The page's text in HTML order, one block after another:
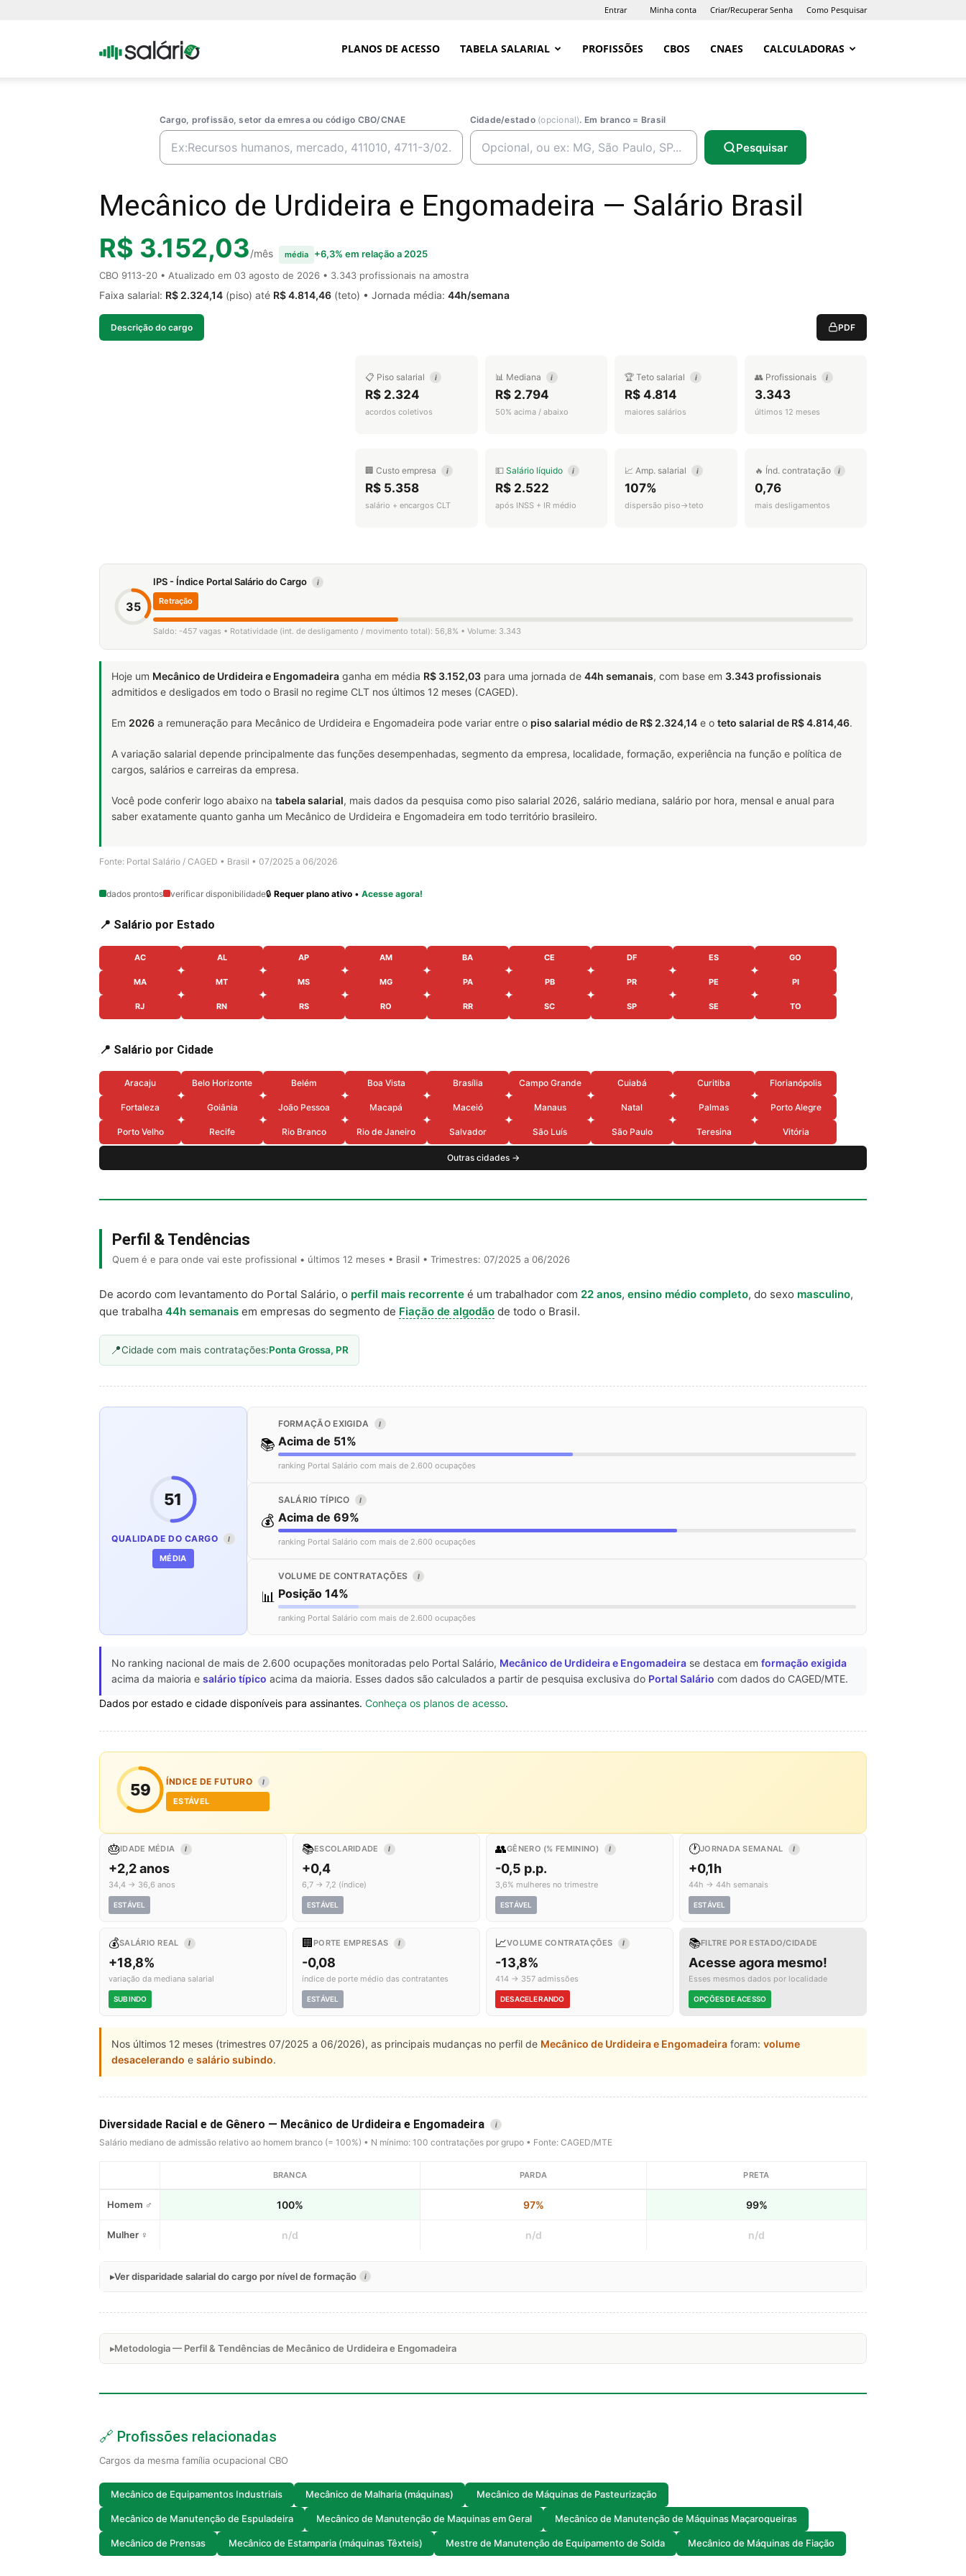
Entrar Minha conta Criar/Recuperar Senha Como Pesquisar
Portal PLANOS DE ACESSO TABELA SALARIAL PROFISSÕES CBOS CNAES CALCULADORAS
Cargo, profissão, setor da emresa ou código CBO/CNAE Cidade/estado (opcional). Em branco = Brasil
Pesquisar
Mecânico de Urdideira e Engomadeira — Salário Brasil
R$ 3.152,03/mês média
+6,3% em relação a 2025
CBO 9113-20 • Atualizado em 03 agosto de 2026 • 3.343 profissionais na amostra
Faixa salarial: R$ 2.324,14 (piso) até R$ 4.814,46 (teto) • Jornada média: 44h/semana
Descrição do cargo PDF
📋 Piso salarial i
R$ 2.324
acordos coletivos
📊 Mediana i
R$ 2.794
50% acima / abaixo
🏆 Teto salarial i
R$ 4.814
maiores salários
👥 Profissionais i
3.343
últimos 12 meses
🏢 Custo empresa i
R$ 5.358
salário + encargos CLT
💵 Salário líquido i
R$ 2.522
após INSS + IR médio
📈 Amp. salarial i
107%
dispersão piso→teto
🔥 Índ. contratação i
0,76
mais desligamentos
35
IPS - Índice Portal Salário do Cargo i
Retração
Saldo: -457 vagas • Rotatividade (int. de desligamento / movimento total): 56,8% • Volume: 3.343
Hoje um Mecânico de Urdideira e Engomadeira ganha em média R$ 3.152,03 para uma jornada de 44h semanais, com base em 3.343 profissionais
admitidos e desligados em todo o Brasil no regime CLT nos últimos 12 meses (CAGED).
Em 2026 a remuneração para Mecânico de Urdideira e Engomadeira pode variar entre o piso salarial médio de R$ 2.324,14 e o teto salarial de R$ 4.814,46.
A variação salarial depende principalmente das funções desempenhadas, segmento da empresa, localidade, formação, experiência na função e política de
cargos, salários e carreiras da empresa.
Você pode conferir logo abaixo na tabela salarial, mais dados da pesquisa como piso salarial 2026, salário mediana, salário por hora, mensal e anual para
saber exatamente quanto ganha um Mecânico de Urdideira e Engomadeira em todo território brasileiro.
Fonte: Portal Salário / CAGED • Brasil • 07/2025 a 06/2026
dados prontos verificar disponibilidade🔒 Requer plano ativo • Acesse agora!
📍 Salário por Estado
AC AL AP AM BA CE DF ES GO
MA MT MS MG PA PB PR PE PI
RJ RN RS RO RR SC SP SE TO
📍 Salário por Cidade
Aracaju Belo Horizonte Belém Boa Vista Brasília Campo Grande Cuiabá Curitiba Florianópolis
Fortaleza Goiânia João Pessoa Macapá Maceió Manaus Natal Palmas Porto Alegre
Porto Velho Recife Rio Branco Rio de Janeiro Salvador São Luís São Paulo Teresina Vitória
Outras cidades →
Perfil & Tendências
Quem é e para onde vai este profissional • últimos 12 meses • Brasil • Trimestres: 07/2025 a 06/2026
De acordo com levantamento do Portal Salário, o perfil mais recorrente é um trabalhador com 22 anos, ensino médio completo, do sexo masculino,
que trabalha 44h semanais em empresas do segmento de Fiação de algodão de todo o Brasil.
Cidade com mais contratações:Ponta Grossa, PR
51
QUALIDADE DO CARGO I
MÉDIA
📚
FORMAÇÃO EXIGIDA I
Acima de 51%
ranking Portal Salário com mais de 2.600 ocupações
💰
SALÁRIO TÍPICO I
Acima de 69%
ranking Portal Salário com mais de 2.600 ocupações
📊
VOLUME DE CONTRATAÇÕES I
Posição 14%
ranking Portal Salário com mais de 2.600 ocupações
No ranking nacional de mais de 2.600 ocupações monitoradas pelo Portal Salário, Mecânico de Urdideira e Engomadeira se destaca em formação exigida
acima da maioria e salário típico acima da maioria. Esses dados são calculados a partir de pesquisa exclusiva do Portal Salário com dados do CAGED/MTE.
Dados por estado e cidade disponíveis para assinantes. Conheça os planos de acesso.
59 ÍNDICE DE FUTURO I
ESTÁVEL
🎂IDADE MÉDIA I
+2,2 anos
34,4 → 36,6 anos
ESTÁVEL
📚ESCOLARIDADE I
+0,4
6,7 → 7,2 (índice)
ESTÁVEL
👥GÊNERO (% FEMININO) I
-0,5 p.p.
3,6% mulheres no trimestre
ESTÁVEL
🕐JORNADA SEMANAL I
+0,1h
44h → 44h semanais
ESTÁVEL
💰SALÁRIO REAL I
+18,8%
variação da mediana salarial
SUBINDO
🏢 PORTE EMPRESAS I
-0,08
índice de porte médio das contratantes
ESTÁVEL
📈VOLUME CONTRATAÇÕES I
-13,8%
414 → 357 admissões
DESACELERANDO
📚FILTRE POR ESTADO/CIDADE
Acesse agora mesmo!
Esses mesmos dados por localidade
OPÇÕES DE ACESSO
Nos últimos 12 meses (trimestres 07/2025 a 06/2026), as principais mudanças no perfil de Mecânico de Urdideira e Engomadeira foram: volume
desacelerando e salário subindo.
Diversidade Racial e de Gênero — Mecânico de Urdideira e Engomadeira i
Salário mediano de admissão relativo ao homem branco (= 100%) • N mínimo: 100 contratações por grupo • Fonte: CAGED/MTE
BRANCA PARDA PRETA
Homem ♂ 100% 97% 99%
Mulher ♀ n/d n/d n/d
Ver disparidade salarial do cargo por nível de formação i
Metodologia — Perfil & Tendências de Mecânico de Urdideira e Engomadeira
🔗 Profissões relacionadas
Cargos da mesma família ocupacional CBO
Mecânico de Equipamentos Industriais Mecânico de Malharia (máquinas) Mecânico de Máquinas de Pasteurização
Mecânico de Manutenção de Espuladeira Mecânico de Manutenção de Maquinas em Geral Mecânico de Manutenção de Máquinas Maçaroqueiras
Mecânico de Prensas Mecânico de Estamparia (máquinas Têxteis) Mestre de Manutenção de Equipamento de Solda Mecânico de Máquinas de Fiação